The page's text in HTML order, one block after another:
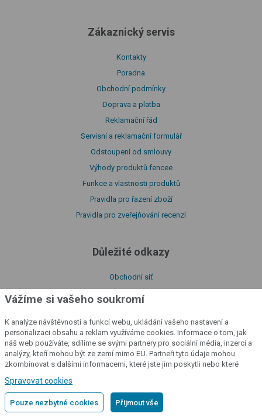
Zákaznický servis
Kontakty
Poradna
Obchodní podmínky
Doprava a platba
Reklamační řád
Servisní a reklamační formulář
Odstoupení od smlouvy
Výhody produktů fencee
Funkce a vlastnosti produktů
Pravidla pro řazení zboží
Pravidla pro zveřejňování recenzí
Důležité odkazy
Obchodní síť
Návody
O naší firmě
Prohlášení o shodě
Katalog produktů
Zásady zpracování souborů cookies
Zásady zpracování osobních údajů
Vážíme si vašeho soukromí
K analýze návštěvnosti a funkcí webu, ukládání vašeho nastavení a
personalizaci obsahu a reklam využíváme cookies. Informace o tom, jak
náš web používáte, sdílíme se svými partnery pro sociální média, inzerci a
analýzy, kteří mohou být ze zemí mimo EU. Partneři tyto údaje mohou
zkombinovat s dalšími informacemi, které jste jim poskytli nebo které
Spravovat cookies
Pouze nezbytné cookies Přijmout vše